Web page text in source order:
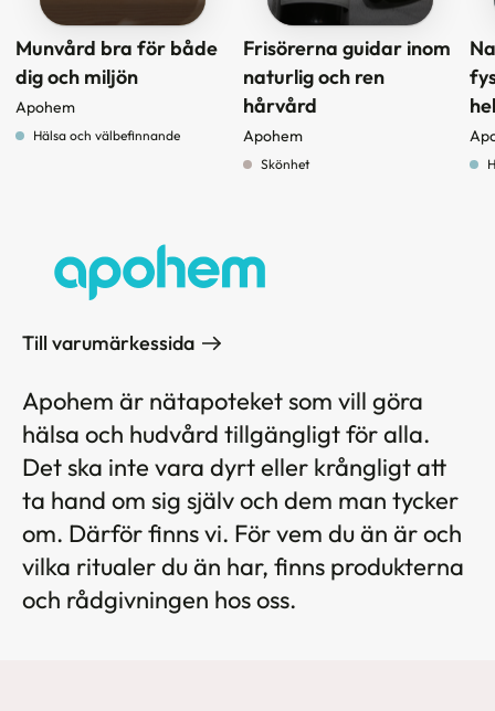
Munvård bra för både
dig och miljön
Apohem
Hälsa och välbefinnande
Frisörerna guidar inom
naturlig och ren
hårvård
Apohem
Skönhet
Till varumärkessida
Apohem är nätapoteket som vill göra
hälsa och hudvård tillgängligt för alla.
Det ska inte vara dyrt eller krångligt att
ta hand om sig själv och dem man tycker
om. Därför finns vi. För vem du än är och
vilka ritualer du än har, finns produkterna
och rådgivningen hos oss.